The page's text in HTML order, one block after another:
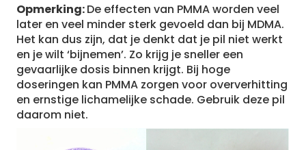
Opmerking:De effecten van PMMA worden veel
later en veel minder sterk gevoeld dan bij MDMA.
Het kan dus zijn, dat je denkt dat je pil niet werkt
en je wilt ‘bijnemen’. Zo krijg je sneller een
gevaarlijke dosis binnen krijgt. Bij hoge
doseringen kan PMMA zorgen voor oververhitting
en ernstige lichamelijke schade. Gebruik deze pil
daarom niet.